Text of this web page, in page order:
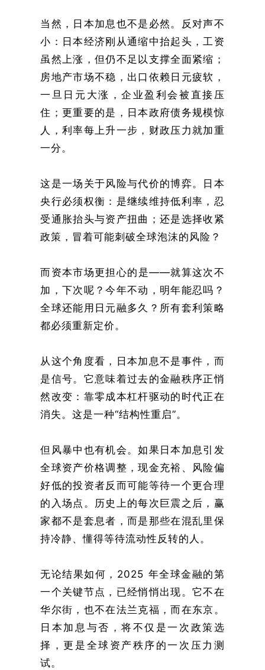
当然，日本加息也不是必然。反对声不
小：日本经济刚从通缩中抬起头，工资
虽然上涨，但仍不足以支撑全面紧缩；
房地产市场不稳，出口依赖日元疲软，
一旦日元大涨，企业盈利会被直接压
住；更重要的是，日本政府债务规模惊
人，利率每上升一步，财政压力就加重
一分。
这是一场关于风险与代价的博弈。日本
央行必须权衡：是继续维持低利率，忍
受通胀抬头与资产扭曲；还是选择收紧
政策，冒着可能刺破全球泡沫的风险？
而资本市场更担心的是——就算这次不
加，下次呢？今年不动，明年能忍吗？
全球还能用日元融多久？所有套利策略
都必须重新定价。
从这个角度看，日本加息不是事件，而
是信号。它意味着过去的金融秩序正悄
然改变：靠零成本杠杆驱动的时代正在
消失。这是一种“结构性重启”。
但风暴中也有机会。如果日本加息引发
全球资产价格调整，现金充裕、风险偏
好低的投资者反而可能等待一个更合理
的入场点。历史上的每次巨震之后，赢
家都不是套息者，而是那些在混乱里保
持冷静、懂得等待流动性反转的人。
无论结果如何，2025 年全球金融的第
一个关键节点，已经悄悄出现。它不在
华尔街，也不在法兰克福，而在东京。
日本加息与否，将不仅是一次政策选
择，更是全球资产秩序的一次压力测
试。